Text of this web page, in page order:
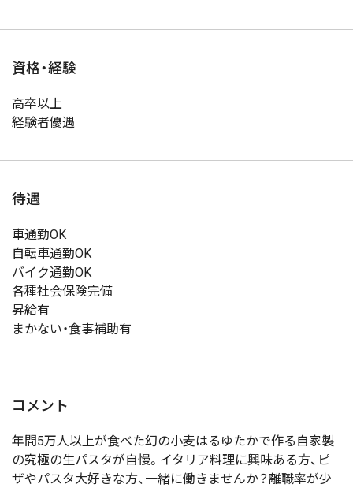
資格・経験
高卒以上
経験者優遇
待遇
車通勤OK
自転車通勤OK
バイク通勤OK
各種社会保険完備
昇給有
まかない・食事補助有
コメント
年間5万人以上が食べた幻の小麦はるゆたかで作る自家製
の究極の生パスタが自慢。イタリア料理に興味ある方、ピ
ザやパスタ大好きな方、一緒に働きませんか？離職率が少